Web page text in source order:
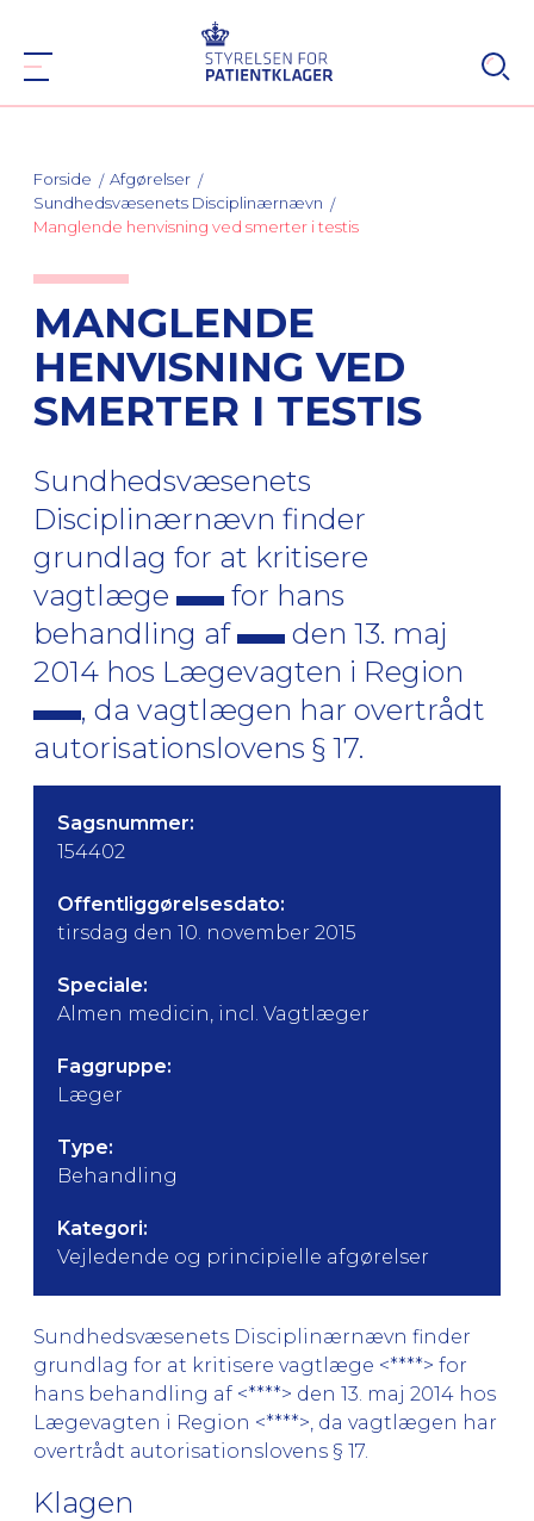
Forside
Afgørelser
Sundhedsvæsenets Disciplinærnævn
Manglende henvisning ved smerter i testis
MANGLENDE
HENVISNING VED
SMERTER I TESTIS
Sundhedsvæsenets
Disciplinærnævn finder
grundlag for at kritisere
vagtlæge
for hans
behandling af
den 13. maj
2014 hos Lægevagten i Region
, da vagtlægen har overtrådt
autorisationslovens § 17.
Sagsnummer:
154402
Offentliggørelsesdato:
tirsdag den 10. november 2015
Speciale:
Almen medicin, incl. Vagtlæger
Faggruppe:
Læger
Type:
Behandling
Kategori:
Vejledende og principielle afgørelser
Sundhedsvæsenets Disciplinærnævn finder
grundlag for at kritisere vagtlæge <****> for
hans behandling af <****> den 13. maj 2014 hos
Lægevagten i Region <****>, da vagtlægen har
overtrådt autorisationslovens § 17.
Klagen